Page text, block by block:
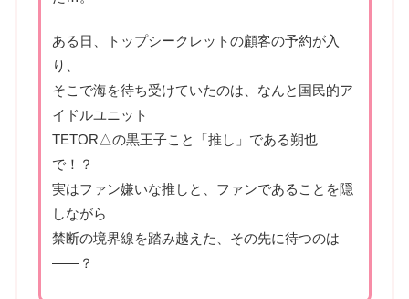
ある日、トップシークレットの顧客の予約が入
り、
そこで海を待ち受けていたのは、なんと国民的ア
イドルユニット
TETOR△の黒王子こと「推し」である朔也
で！？
実はファン嫌いな推しと、ファンであることを隠
しながら
禁断の境界線を踏み越えた、その先に待つのは
――？